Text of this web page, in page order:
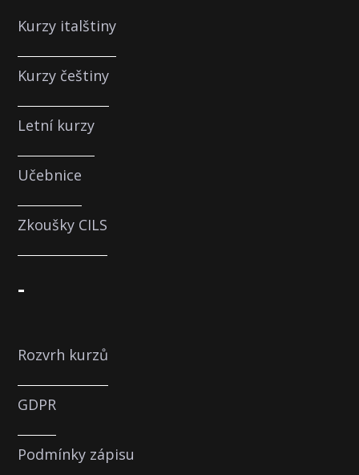
Kurzy italštiny
Kurzy češtiny
Letní kurzy
Učebnice
Zkoušky CILS
-
Rozvrh kurzů
GDPR
Podmínky zápisu